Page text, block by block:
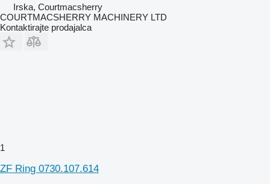
Irska, Courtmacsherry
COURTMACSHERRY MACHINERY LTD
Kontaktirajte prodajalca
1
ZF Ring 0730.107.614